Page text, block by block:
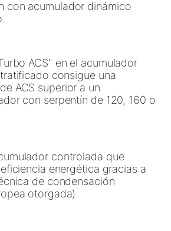
con acumulador dinámico
ACS" en el acumulador
consigue una
ACS superior a un
con serpentín de 120, 160 o
controlada que
energética gracias a
de condensación
otorgada)